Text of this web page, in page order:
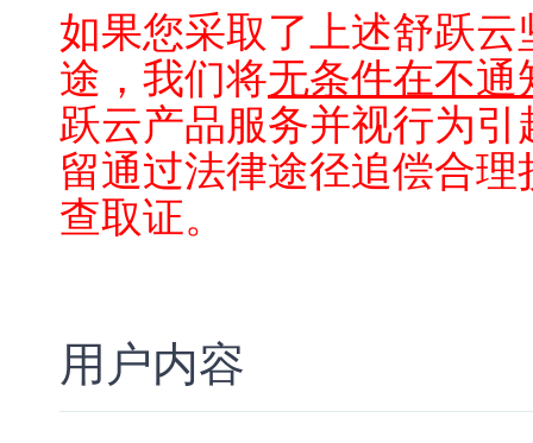
如果您采取了上述舒跃
途，我们将无条件在不
跃云产品服务并视行为
留通过法律途径追偿合
查取证。
用户内容